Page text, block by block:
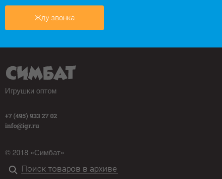
Жду звонка
Игрушки оптом
+7 (495) 933 27 02
info@igr.ru
© 2018 «Симбат»